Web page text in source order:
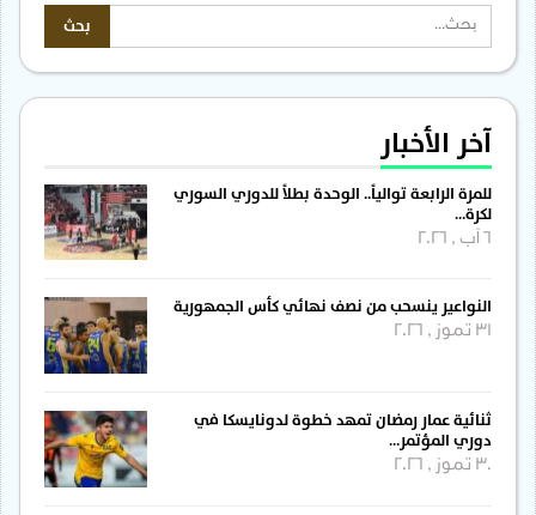
آخر الأخبار
للمرة الرابعة توالياً.. الوحدة بطلاً للدوري السوري
لكرة…
النواعير ينسحب من نصف نهائي كأس الجمهورية
31 تموز , 2026
ثنائية عمار رمضان تمهد خطوة لدونايسكا في
دوري المؤتمر…
30 تموز , 2026